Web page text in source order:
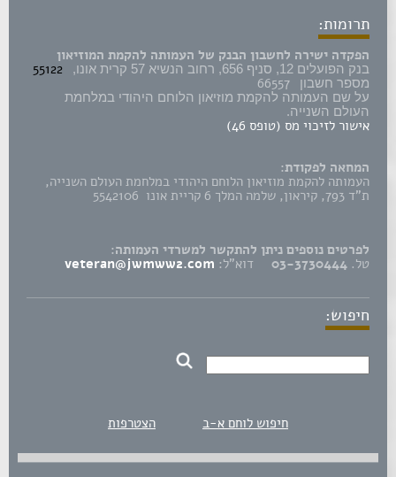
תרומות:
הפקדה ישירה לחשבון הבנק של העמותה להקמת המוזיאון
בנק הפועלים 12, סניף 656, רחוב הנשיא 57 קרית אונו, 55122
מספר חשבון 66557
על שם העמותה להקמת מוזיאון הלוחם היהודי במלחמת
העולם השנייה.
אישור לזיכוי מס (טופס 46)
המחאה לפקודת:
העמותה להקמת מוזיאון הלוחם היהודי במלחמת העולם השנייה,
ת"ד 793, קיראון, שלמה המלך 6 קריית אונו 5542106
לפרטים נוספים ניתן להתקשר למשרדי העמותה:
טל. 03-3730444 דוא"ל: veteran@jwmww2.com
חיפוש:
חיפוש לוחם א-ב הצטרפות